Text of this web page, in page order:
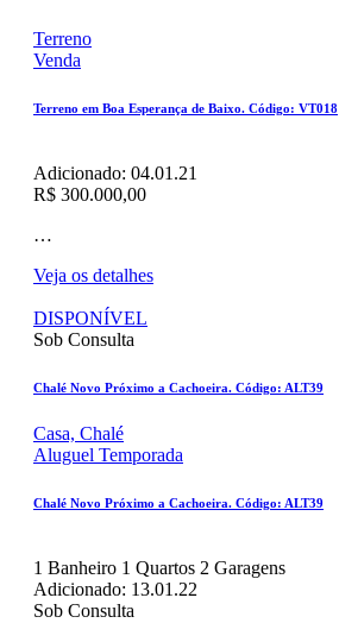
Terreno
Venda
Terreno em Boa Esperança de Baixo. Código: VT018
Adicionado: 04.01.21
R$ 300.000,00
…
Veja os detalhes
DISPONÍVEL
Sob Consulta
Chalé Novo Próximo a Cachoeira. Código: ALT39
Casa, Chalé
Aluguel Temporada
Chalé Novo Próximo a Cachoeira. Código: ALT39
1 Banheiro 1 Quartos 2 Garagens
Adicionado: 13.01.22
Sob Consulta